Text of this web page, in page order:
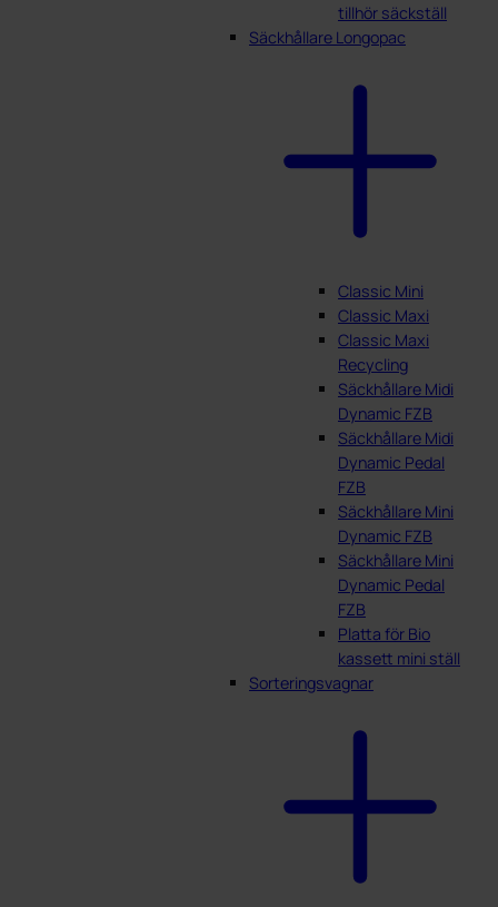
tillhör säckställ
Säckhållare Longopac
Classic Mini
Classic Maxi
Classic Maxi
Recycling
Säckhållare Midi
Dynamic FZB
Säckhållare Midi
Dynamic Pedal
FZB
Säckhållare Mini
Dynamic FZB
Säckhållare Mini
Dynamic Pedal
FZB
Platta för Bio
kassett mini ställ
Sorteringsvagnar